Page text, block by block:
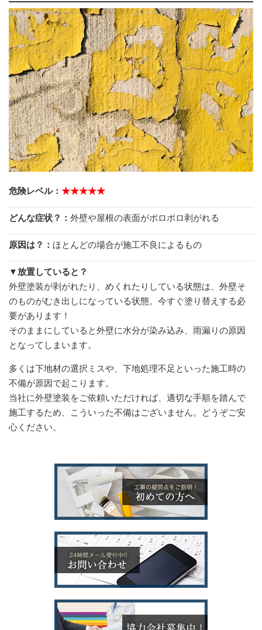
危険レベル： ★★★★★
どんな症状？： 外壁や屋根の表面がポロポロ剥がれる
原因は？： ほとんどの場合が施工不良によるもの
▼放置していると？
外壁塗装が剥がれたり、めくれたりしている状態は、外壁そ
のものがむき出しになっている状態。今すぐ塗り替えする必
要があります！
そのままにしていると外壁に水分が染み込み、雨漏りの原因
となってしまいます。
多くは下地材の選択ミスや、下地処理不足といった施工時の
不備が原因で起こります。
当社に外壁塗装をご依頼いただければ、適切な手順を踏んで
施工するため、こういった不備はございません。どうぞご安
心ください。